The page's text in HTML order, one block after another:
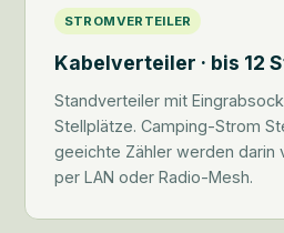
STROMVERTEILER
Kabelverteiler · bis 12
Standverteiler mit
Stellplätze. Camping-Strom
geeichte Zähler werden darin
per LAN oder Radio-Mesh.